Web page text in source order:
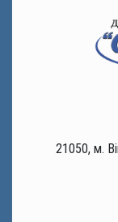
21050, м.